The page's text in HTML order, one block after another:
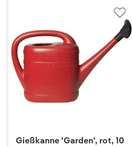
Gießkanne 'Garden', rot, 10